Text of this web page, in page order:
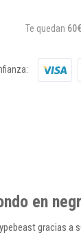
Te quedan 60€
en
gracias a